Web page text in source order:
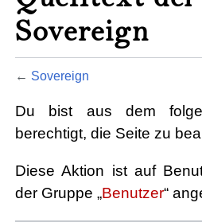
Sovereign
← Sovereign
Du bist aus dem
berechtigt, die Seite zu
Diese Aktion ist auf
der Gruppe „Benutzer“